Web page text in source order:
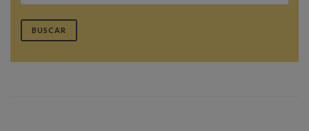
BUSCAR